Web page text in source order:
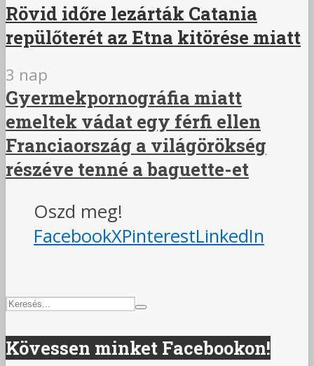
Rövid időre lezárták Catania
repülőterét az Etna kitörése miatt
3 nap
Gyermekpornográfia miatt
emeltek vádat egy férfi ellen
Franciaország a világörökség
részéve tenné a baguette-et
Oszd meg!
FacebookXPinterestLinkedIn
Kövessen minket Facebookon!